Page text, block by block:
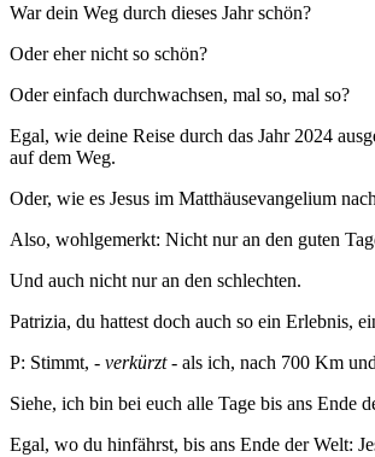
War dein Weg durch dieses Jahr schön?
Oder eher nicht so schön?
Oder einfach durchwachsen, mal so, mal so?
Egal, wie deine Reise durch das Jahr 2024
auf dem Weg.
Oder, wie es Jesus im Matthäusevangelium
Also, wohlgemerkt: Nicht nur an den guten
Und auch nicht nur an den schlechten.
Patrizia, du hattest doch auch so ein Erlebnis,
P: Stimmt, - verkürzt- als ich, nach 700 Km
Siehe, ich bin bei euch alle Tage bis ans Ende
Egal, wo du hinfährst, bis ans Ende der Welt: